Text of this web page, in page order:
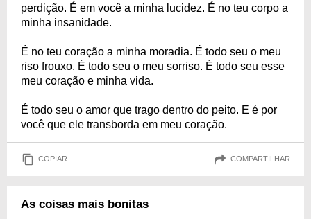
perdição. É em você a minha lucidez. É no teu corpo a
minha insanidade.
É no teu coração a minha moradia. É todo seu o meu
riso frouxo. É todo seu o meu sorriso. É todo seu esse
meu coração e minha vida.
É todo seu o amor que trago dentro do peito. E é por
você que ele transborda em meu coração.
COPIAR COMPARTILHAR
As coisas mais bonitas